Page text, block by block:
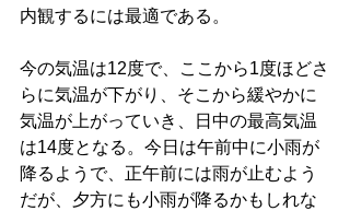
内観するには最適である。
今の気温は12度で、ここから1度ほどさ
らに気温が下がり、そこから緩やかに
気温が上がっていき、日中の最高気温
は14度となる。今日は午前中に小雨が
降るようで、正午前には雨が止むよう
だが、夕方にも小雨が降るかもしれな